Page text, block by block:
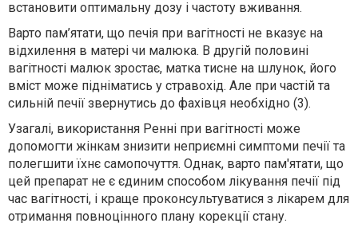
встановити оптимальну дозу і частоту вживання.
Варто пам’ятати, що печія при вагітності не вказує на
відхилення в матері чи малюка. В другій половині
вагітності малюк зростає, матка тисне на шлунок, його
вміст може підніматись у стравохід. Але при частій та
сильній печії звернутись до фахівця необхідно (3).
Узагалі, використання Ренні при вагітності може
допомогти жінкам знизити неприємні симптоми печії та
полегшити їхнє самопочуття. Однак, варто пам'ятати, що
цей препарат не є єдиним способом лікування печії під
час вагітності, і краще проконсультуватися з лікарем для
отримання повноцінного плану корекції стану.